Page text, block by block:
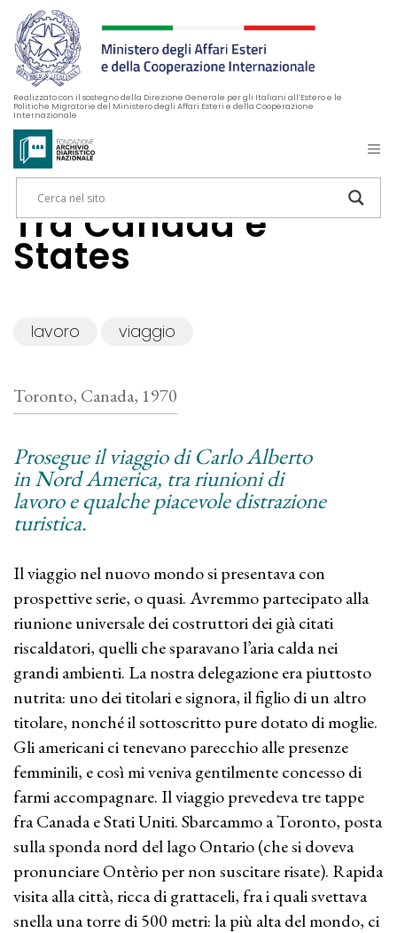
Realizzato con il sostegno della Direzione Generale per gli Italiani all’Estero e le
Politiche Migratorie del Ministero degli Affari Esteri e della Cooperazione
Internazionale
Tra Canada e
States
lavoro viaggio
Toronto, Canada, 1970
Prosegue il viaggio di Carlo Alberto
in Nord America, tra riunioni di
lavoro e qualche piacevole distrazione
turistica.
Il viaggio nel nuovo mondo si presentava con
prospettive serie, o quasi. Avremmo partecipato alla
riunione universale dei costruttori dei già citati
riscaldatori, quelli che sparavano l’aria calda nei
grandi ambienti. La nostra delegazione era piuttosto
nutrita: uno dei titolari e signora, il figlio di un altro
titolare, nonché il sottoscritto pure dotato di moglie.
Gli americani ci tenevano parecchio alle presenze
femminili, e così mi veniva gentilmente concesso di
farmi accompagnare. Il viaggio prevedeva tre tappe
fra Canada e Stati Uniti. Sbarcammo a Toronto, posta
sulla sponda nord del lago Ontario (che si doveva
pronunciare Ontèrio per non suscitare risate). Rapida
visita alla città, ricca di grattaceli, fra i quali svettava
snella una torre di 500 metri: la più alta del mondo, ci